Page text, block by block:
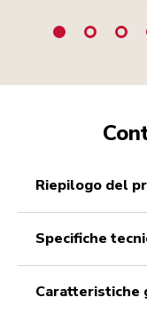
riepilogo del
specifiche
caratteristiche